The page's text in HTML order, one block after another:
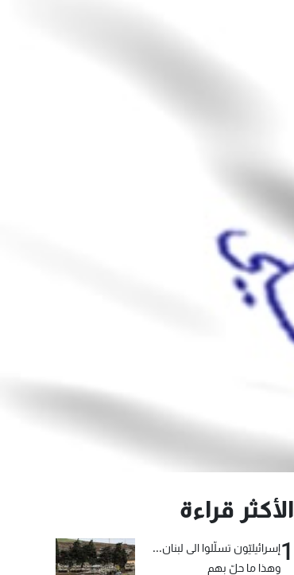
الأكثر قراءة
1إسرائيليّون تسلّلوا الى لبنان...
وهذا ما حلّ بهم